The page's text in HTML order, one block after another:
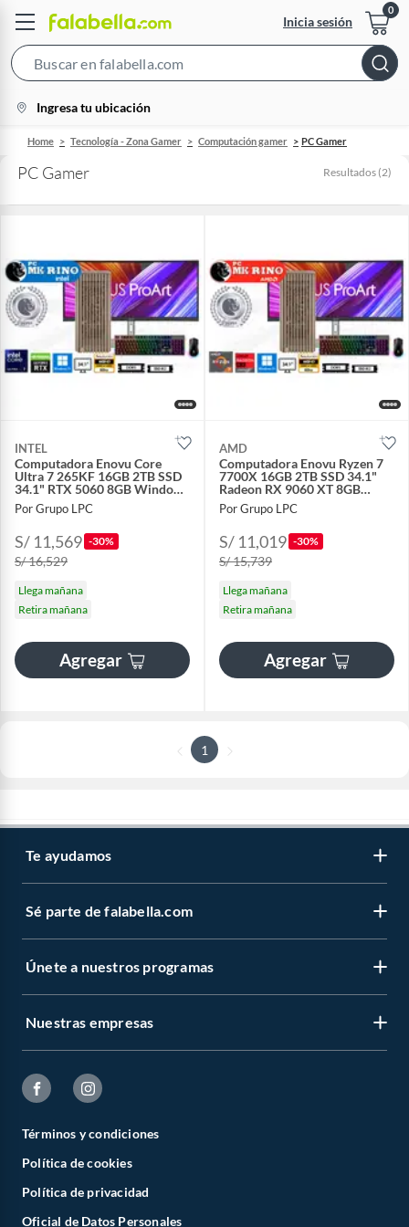
Inicia sesión
Bar
location-
icon
Ingresa tu ubicación
Home Tecnología - Zona Gamer Computación gamer PC Gamer
PC Gamer Resultados (2)
INTEL
Computadora Enovu Core
Ultra 7 265KF 16GB 2TB SSD
34.1" RTX 5060 8GB Windows
11 Pro
Por Grupo LPC
S/ 11,569 -30%
S/ 16,529
Llega mañana
Retira mañana
Agregar
AMD
Computadora Enovu Ryzen 7
7700X 16GB 2TB SSD 34.1"
Radeon RX 9060 XT 8GB
Windows 11 Pro
Por Grupo LPC
S/ 11,019 -30%
S/ 15,739
Llega mañana
Retira mañana
Agregar
1
Te ayudamos
Sé parte de falabella.com
Únete a nuestros programas
Nuestras empresas
Términos y condiciones
Política de cookies
Política de privacidad
Oficial de Datos Personales